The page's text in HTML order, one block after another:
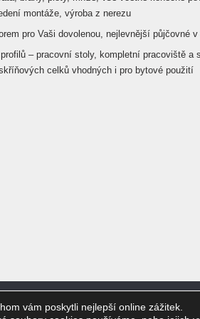
montáže, výroba z nerezu
pro Vaši dovolenou, nejlevnější půjčovné
– pracovní stoly, kompletní pracoviště a
celků vhodných i pro bytové použití
Úvod Přívěsy
vám poskytli nejlepší online zážitek.